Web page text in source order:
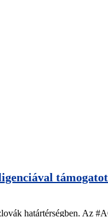
határtérségben. Az